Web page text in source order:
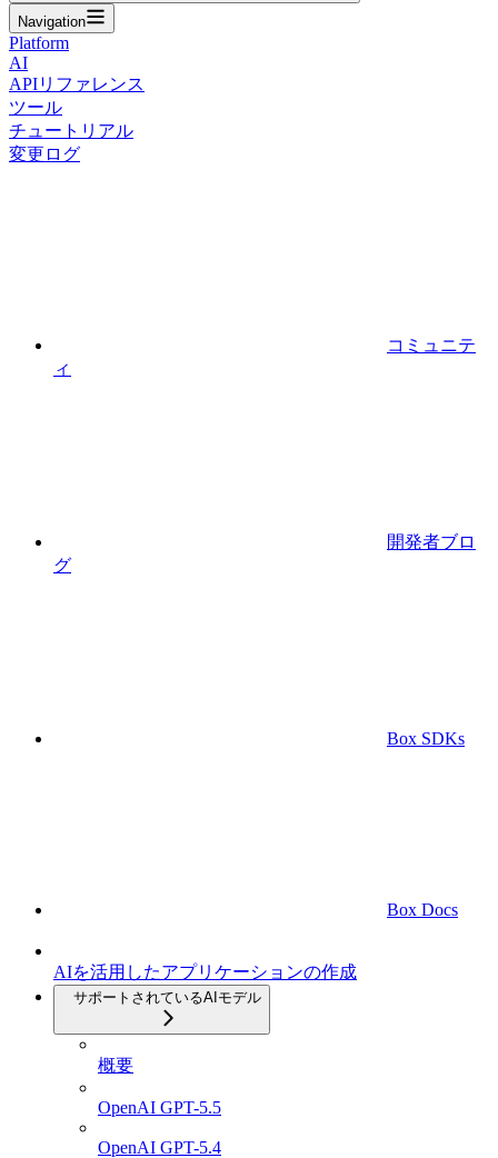
Navigation
Platform
AI
APIリファレンス
ツール
チュートリアル
変更ログ
コミュニテ
ィ
開発者ブロ
グ
Box SDKs
Box Docs
AIを活用したアプリケーションの作成
サポートされているAIモデル
概要
OpenAI GPT-5.5
OpenAI GPT-5.4